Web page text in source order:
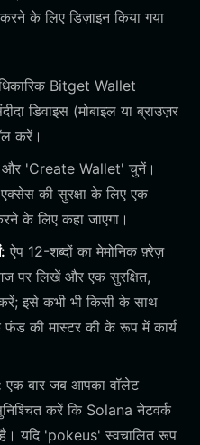
के लिए डिज़ाइन किया गया
Bitget Wallet
डिवाइस (मोबाइल या ब्राउज़र
करें।
और 'Create Wallet' चुनें।
की सुरक्षा के लिए एक
के लिए कहा जाएगा।
ऐप 12-शब्दों का मेमोनिक फ़्रेज़
पर लिखें और एक सुरक्षित,
इसे कभी भी किसी के साथ
की मास्टर की के रूप में कार्य
एक बार जब आपका वॉलेट
करें कि Solana नेटवर्क
यदि 'pokeus' स्वचालित रूप